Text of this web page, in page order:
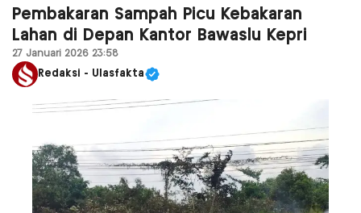
Pembakaran Sampah Picu Kebakaran
Lahan di Depan Kantor Bawaslu Kepri
27 Januari 2026 23:58
Redaksi - Ulasfakta